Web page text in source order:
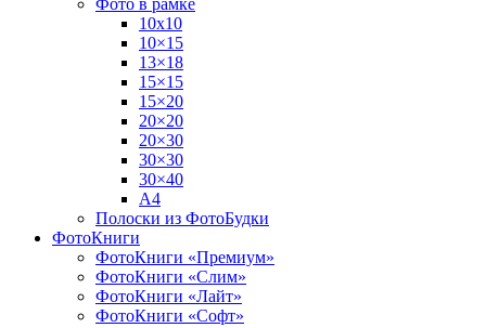
Фото в рамке
10х10
10×15
13×18
15×15
15×20
20×20
20×30
30×30
30×40
A4
Полоски из ФотоБудки
ФотоКниги
ФотоКниги «Премиум»
ФотоКниги «Слим»
ФотоКниги «Лайт»
ФотоКниги «Софт»